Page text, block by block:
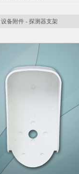
2017-06-05
设备附件- 探测器支架